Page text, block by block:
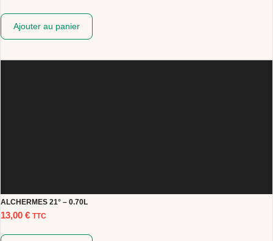
Ajouter au panier
ALCHERMES 21° – 0.70L
13,00 € TTC